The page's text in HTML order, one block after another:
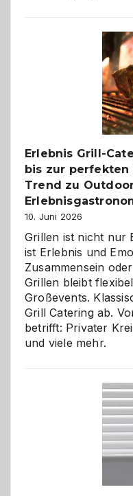
Erlebnis Grill-
bis zur
Trend zu
10. Juni 2026
Grillen ist nicht nur
ist Erlebnis und
Zusammensein
Grillen bleibt
Großevents.
Grill Catering ab.
betrifft: Privater
und viele mehr.